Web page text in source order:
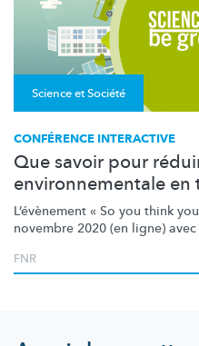
Science et Société
CONFÉRENCE INTERACTIVE
Que savoir pour
environnementale en
L’évènement « So you think
novembre 2020 (en ligne)
FNR